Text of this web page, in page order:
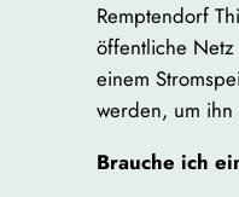
Remptendorf
öffentliche
einem
werden, um
Brauche ich